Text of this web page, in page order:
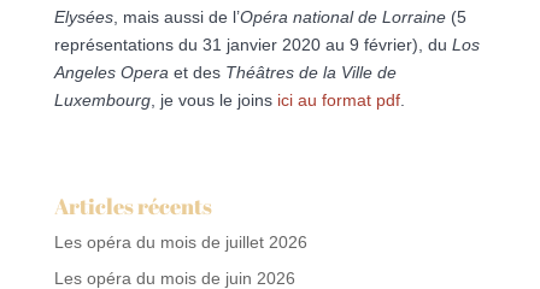
Elysées, mais aussi de l’Opéra national de Lorraine(5
représentations du 31 janvier 2020 au 9 février), du Los
Angeles Opera et des Théâtres de la Ville de
Luxembourg, je vous le joins ici au format pdf.
Articles récents
Les opéra du mois de juillet 2026
Les opéra du mois de juin 2026